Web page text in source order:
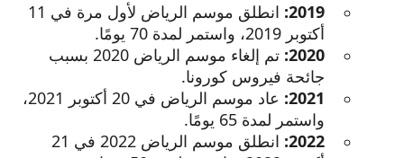
2019:
انطلق موسم الرياض لأول مرة في 11
أكتوبر 2019، واستمر لمدة 70 يومًا.
2020:
تم إلغاء موسم الرياض 2020 بسبب
جائحة فيروس كورونا.
2021:
عاد موسم الرياض في 20 أكتوبر 2021،
واستمر لمدة 65 يومًا.
2022:
انطلق موسم الرياض 2022 في 21